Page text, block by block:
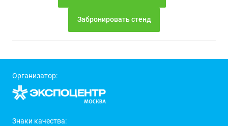
Забронировать стенд
Организатор:
Знаки качества: